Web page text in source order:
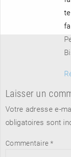
Laisser un
Votre adresse e-
obligatoires sont
Commentaire *